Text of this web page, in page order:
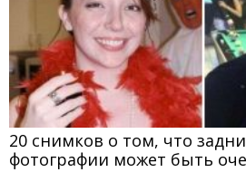
20 снимков о том, что
фотографии может быть